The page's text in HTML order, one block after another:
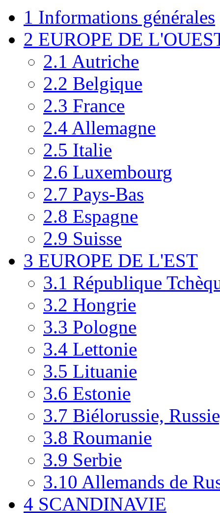
1 Informations générales
2 EUROPE DE
2.1 Autriche
2.2 Belgique
2.3 France
2.4 Allemagne
2.5 Italie
2.6 Luxembourg
2.7 Pays-Bas
2.8 Espagne
2.9 Suisse
3 EUROPE DE L'EST
3.1 République
3.2 Hongrie
3.3 Pologne
3.4 Lettonie
3.5 Lituanie
3.6 Estonie
3.7 Biélorussie,
3.8 Roumanie
3.9 Serbie
3.10 Allemands de
4 SCANDINAVIE